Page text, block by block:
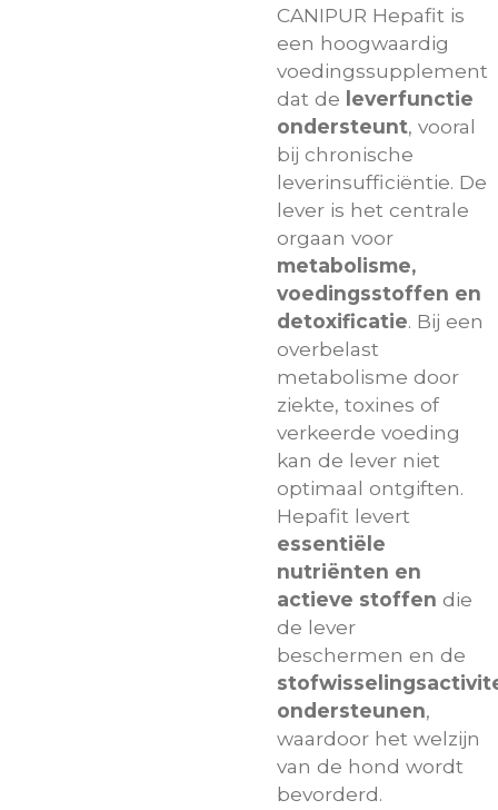
CANIPUR Hepafit is
een hoogwaardig
voedingssupplement
dat de leverfunctie
ondersteunt, vooral
bij chronische
leverinsufficiëntie. De
lever is het centrale
orgaan voor
metabolisme,
voedingsstoffen en
detoxificatie. Bij een
overbelast
metabolisme door
ziekte, toxines of
verkeerde voeding
kan de lever niet
optimaal ontgiften.
Hepafit levert
essentiële
nutriënten en
actieve stoffen die
de lever
beschermen en de
ondersteunen,
waardoor het welzijn
van de hond wordt
bevorderd.